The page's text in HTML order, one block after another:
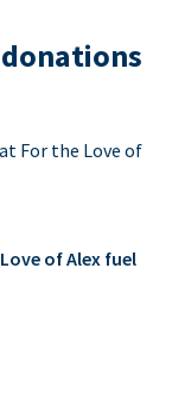
For the Love of
of Alex fuel